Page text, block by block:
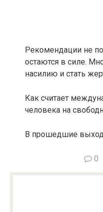
Рекомендации не
остаются в силе.
насилию и стать
Как считает
человека на
В прошедшие
0